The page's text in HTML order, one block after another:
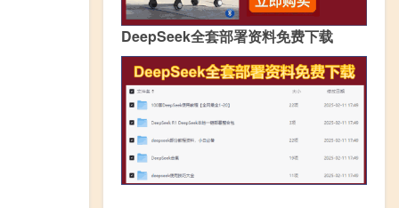
DeepSeek全套部署资料免费下载